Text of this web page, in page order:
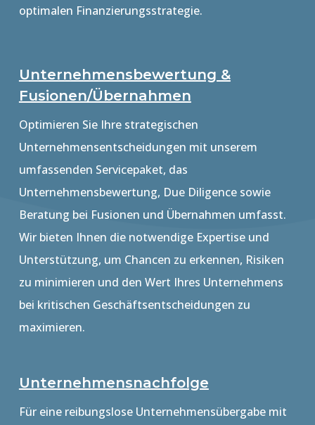
optimalen Finanzierungsstrategie.
Unternehmensbewertung &
Fusionen/Übernahmen
Optimieren Sie Ihre strategischen
Unternehmensentscheidungen mit unserem
umfassenden Servicepaket, das
Unternehmensbewertung, Due Diligence sowie
Beratung bei Fusionen und Übernahmen umfasst.
Wir bieten Ihnen die notwendige Expertise und
Unterstützung, um Chancen zu erkennen, Risiken
zu minimieren und den Wert Ihres Unternehmens
bei kritischen Geschäftsentscheidungen zu
maximieren.
Unternehmensnachfolge
Für eine reibungslose Unternehmensübergabe mit